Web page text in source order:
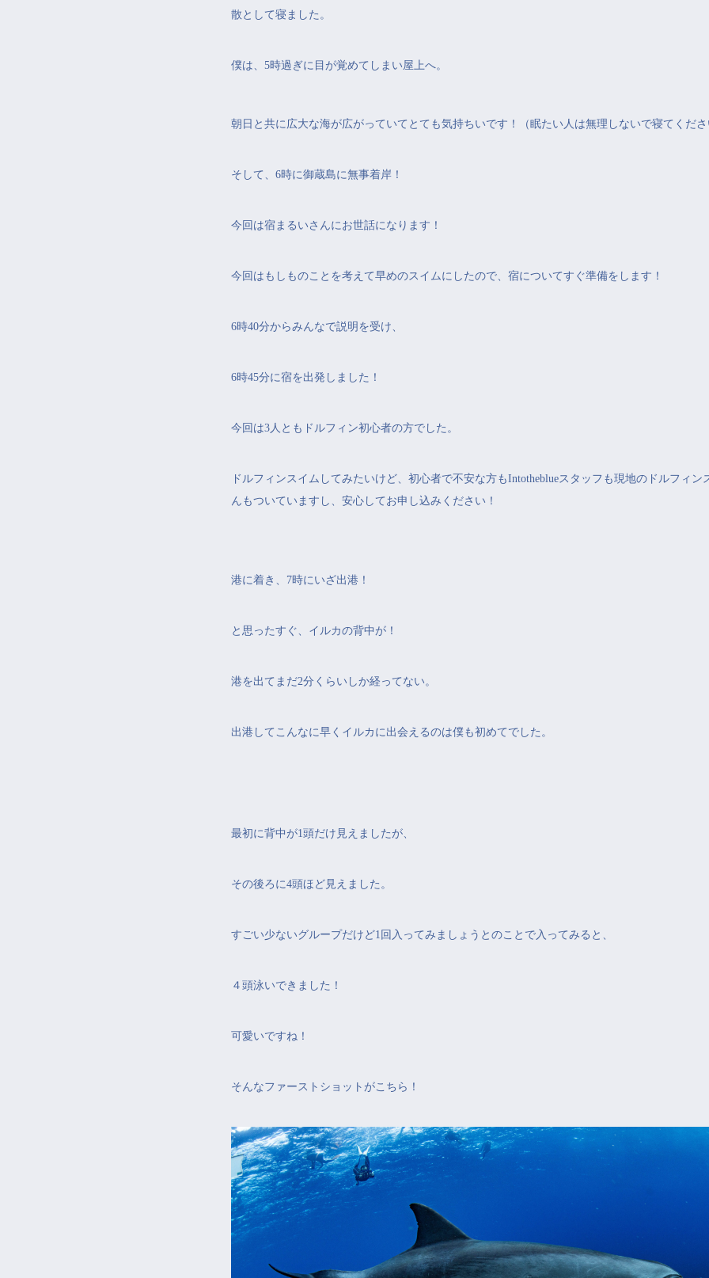
散として寝ました。
僕は、5時過ぎに目が覚めてしまい屋上へ。
朝日と共に広大な海が広がっていてとても気持ちいです！（眠たい人は無理しないで寝てくださ
そして、6時に御蔵島に無事着岸！
今回は宿まるいさんにお世話になります！
今回はもしものことを考えて早めのスイムにしたので、宿についてすぐ準備をします！
6時40分からみんなで説明を受け、
6時45分に宿を出発しました！
今回は3人ともドルフィン初心者の方でした。
ドルフィンスイムしてみたいけど、初心者で不安な方もIntotheblueスタッフも現地のドルフィン
んもついていますし、安心してお申し込みください！
港に着き、7時にいざ出港！
と思ったすぐ、イルカの背中が！
港を出てまだ2分くらいしか経ってない。
出港してこんなに早くイルカに出会えるのは僕も初めてでした。
最初に背中が1頭だけ見えましたが、
その後ろに4頭ほど見えました。
すごい少ないグループだけど1回入ってみましょうとのことで入ってみると、
４頭泳いできました！
可愛いですね！
そんなファーストショットがこちら！